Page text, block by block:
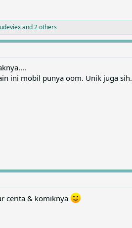
and 2 others
ini mobil punya oom. Unik juga sih.
cerita & komiknya